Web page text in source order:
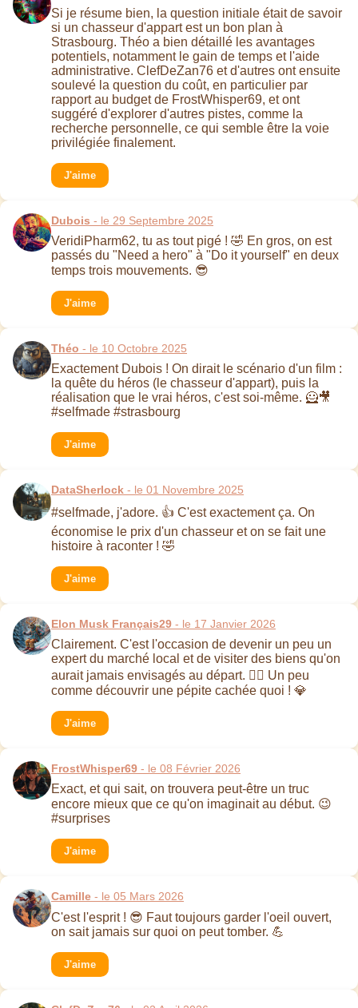
Si je résume bien, la question initiale était de savoir
si un chasseur d'appart est un bon plan à
Strasbourg. Théo a bien détaillé les avantages
potentiels, notamment le gain de temps et l'aide
administrative. ClefDeZan76 et d'autres ont ensuite
soulevé la question du coût, en particulier par
rapport au budget de FrostWhisper69, et ont
suggéré d'explorer d'autres pistes, comme la
recherche personnelle, ce qui semble être la voie
privilégiée finalement.
J'aime
Dubois - le 29 Septembre 2025
VeridiPharm62, tu as tout pigé ! 🤣 En gros, on est
passés du "Need a hero" à "Do it yourself" en deux
temps trois mouvements. 😎
J'aime
Théo - le 10 Octobre 2025
Exactement Dubois ! On dirait le scénario d'un film :
la quête du héros (le chasseur d'appart), puis la
réalisation que le vrai héros, c'est soi-même. 🦸🎥
#selfmade #strasbourg
J'aime
DataSherlock - le 01 Novembre 2025
#selfmade, j'adore. 👍 C'est exactement ça. On
économise le prix d'un chasseur et on se fait une
histoire à raconter ! 🤣
J'aime
Elon Musk Français29 - le 17 Janvier 2026
Clairement. C'est l'occasion de devenir un peu un
expert du marché local et de visiter des biens qu'on
aurait jamais envisagés au départ. 🕵️‍♂️ Un peu
comme découvrir une pépite cachée quoi ! 💎
J'aime
FrostWhisper69 - le 08 Février 2026
Exact, et qui sait, on trouvera peut-être un truc
encore mieux que ce qu'on imaginait au début. 😉
#surprises
J'aime
Camille - le 05 Mars 2026
C'est l'esprit ! 😎 Faut toujours garder l'oeil ouvert,
on sait jamais sur quoi on peut tomber. 💪
J'aime